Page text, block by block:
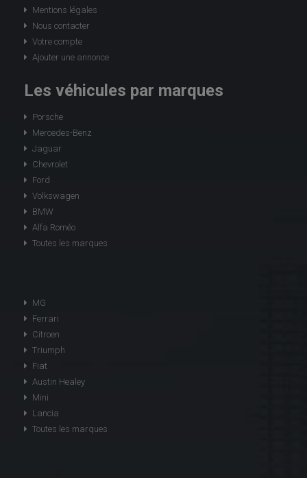
Mentions légales
Nous contacter
Votre compte
Ajouter une annonce
Les véhicules par marques
Porsche
Mercedes-Benz
Jaguar
Chevrolet
Ford
Volkswagen
BMW
Alfa Roméo
Toutes les marques
MG
Ferrari
Citroen
Triumph
Fiat
Austin Healey
Mini
Lancia
Toutes les marques